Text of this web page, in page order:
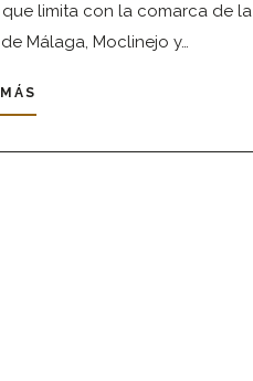
limita con la comarca de la
Málaga, Moclinejo y…